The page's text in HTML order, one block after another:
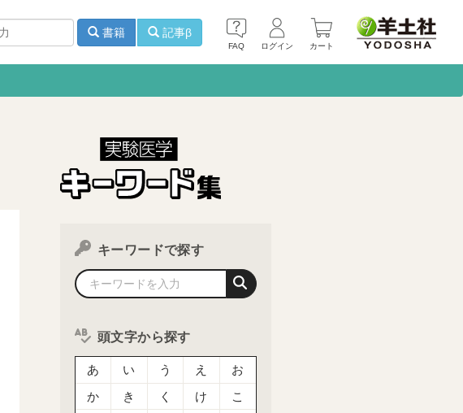
FAQ ログイン カート
書籍 記事β
キーワードで探す
頭文字から探す
あ い う え
お
か
き く け
こ